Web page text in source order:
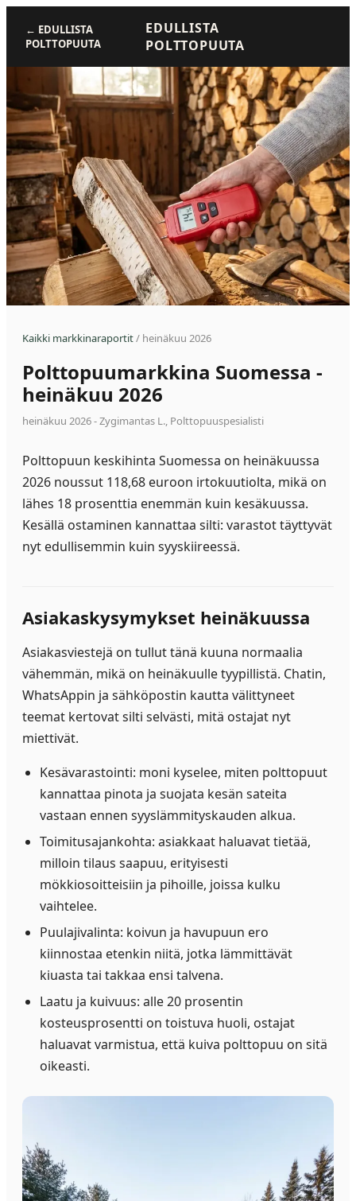
← EDULLISTA
POLTTOPUUTA
EDULLISTA
POLTTOPUUTA
Kaikki markkinaraportit/ heinäkuu 2026
Polttopuumarkkina Suomessa -
heinäkuu 2026
heinäkuu 2026- Zygimantas L., Polttopuuspesialisti
Polttopuun keskihinta Suomessa on heinäkuussa
2026 noussut 118,68 euroon irtokuutiolta, mikä on
lähes 18 prosenttia enemmän kuin kesäkuussa.
Kesällä ostaminen kannattaa silti: varastot täyttyvät
nyt edullisemmin kuin syyskiireessä.
Asiakaskysymykset heinäkuussa
Asiakasviestejä on tullut tänä kuuna normaalia
vähemmän, mikä on heinäkuulle tyypillistä. Chatin,
WhatsAppin ja sähköpostin kautta välittyneet
teemat kertovat silti selvästi, mitä ostajat nyt
miettivät.
Kesävarastointi: moni kyselee, miten polttopuut
kannattaa pinota ja suojata kesän sateita
vastaan ennen syyslämmityskauden alkua.
Toimitusajankohta: asiakkaat haluavat tietää,
milloin tilaus saapuu, erityisesti
mökkiosoitteisiin ja pihoille, joissa kulku
vaihtelee.
Puulajivalinta: koivun ja havupuun ero
kiinnostaa etenkin niitä, jotka lämmittävät
kiuasta tai takkaa ensi talvena.
Laatu ja kuivuus: alle 20 prosentin
kosteusprosentti on toistuva huoli, ostajat
haluavat varmistua, että kuiva polttopuu on sitä
oikeasti.